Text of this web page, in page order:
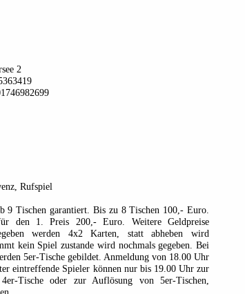
2
Rufspiel
9 Tischen garantiert. Bis zu 8 Tischen 100,- Euro.
den 1. Preis 200,- Euro. Weitere Geldpreise
werden 4x2 Karten, statt abheben wird
kein Spiel zustande wird nochmals gegeben. Bei
5er-Tische gebildet. Anmeldung von 18.00 Uhr
eintreffende Spieler können nur bis 19.00 Uhr zur
Tische oder zur Auflösung von 5er-Tischen,